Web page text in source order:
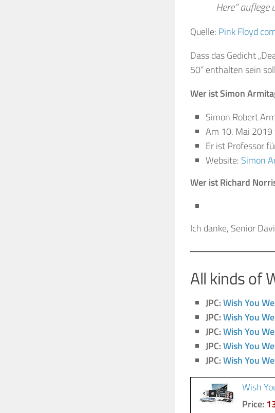
Here” auflege
Quelle: Pink Floyd
Dass das Gedicht
50“ enthalten sein
Wer ist Simon
Simon Robert
Am 10. Mai 2019
Er ist Professor
Website: Simon
Wer ist Richard
Ich danke, Senior
All kinds of
JPC:Wish You
JPC:Wish You
JPC:Wish You
JPC:Wish You
JPC:Wish You
Wish
Price: